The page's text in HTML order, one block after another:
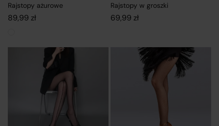
Rajstopy ażurowe
89,99 zł
Rajstopy w groszki
69,99 zł